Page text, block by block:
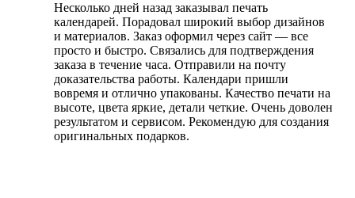
Несколько дней назад заказывал печать
календарей. Порадовал широкий выбор дизайнов
и материалов. Заказ оформил через сайт — все
просто и быстро. Связались для подтверждения
заказа в течение часа. Отправили на почту
доказательства работы. Календари пришли
вовремя и отлично упакованы. Качество печати на
высоте, цвета яркие, детали четкие. Очень доволен
результатом и сервисом. Рекомендую для создания
оригинальных подарков.